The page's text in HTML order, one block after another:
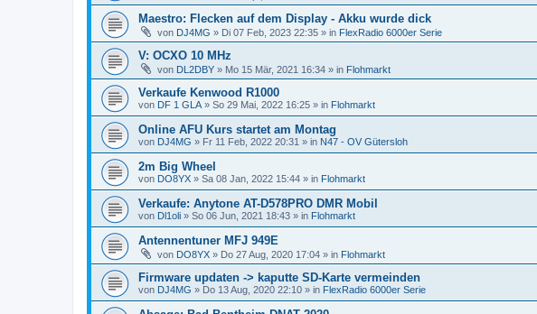
Maestro: Flecken auf dem Display - Akku wurde dick
von DJ4MG » Di 07 Feb, 2023 22:35 » in FlexRadio 6000er Serie
V: OCXO 10 MHz
von DL2DBY » Mo 15 Mär, 2021 16:34 » in Flohmarkt
Verkaufe Kenwood R1000
von DF 1 GLA » So 29 Mai, 2022 16:25 » in Flohmarkt
Online AFU Kurs startet am Montag
von DJ4MG » Fr 11 Feb, 2022 20:31 » in N47 - OV Gütersloh
2m Big Wheel
von DO8YX » Sa 08 Jan, 2022 15:44 » in Flohmarkt
Verkaufe: Anytone AT-D578PRO DMR Mobil
von Dl1oli » So 06 Jun, 2021 18:43 » in Flohmarkt
Antennentuner MFJ 949E
von DO8YX » Do 27 Aug, 2020 17:04 » in Flohmarkt
Firmware updaten -> kaputte SD-Karte vermeinden
von DJ4MG » Do 13 Aug, 2020 22:10 » in FlexRadio 6000er Serie